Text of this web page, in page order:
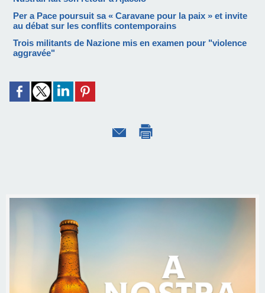
Per a Pace poursuit sa « Caravane pour la paix » et invite
au débat sur les conflits contemporains
Trois militants de Nazione mis en examen pour "violence
aggravée"